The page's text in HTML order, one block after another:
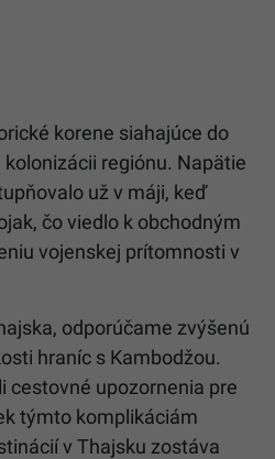
korene siahajúce do
regiónu. Napätie
už v máji, keď
čo viedlo k obchodným
vojenskej prítomnosti v
odporúčame zvýšenú
hraníc s Kambodžou.
cestovné upozornenia pre
týmto komplikáciám
v Thajsku zostáva